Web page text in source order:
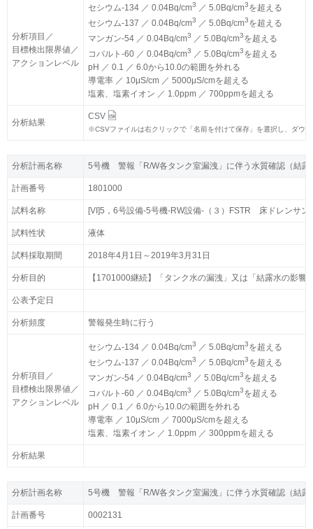
分析項目／
目標検出限界値／
アクションレベル
セシウム-134 ／ 0.04Bq/cm3 ／ 5.0Bq/cm3を超える
セシウム-137 ／ 0.04Bq/cm3 ／ 5.0Bq/cm3を超える
マンガン-54 ／ 0.04Bq/cm3 ／ 5.0Bq/cm3を超える
コバルト-60 ／ 0.04Bq/cm3 ／ 5.0Bq/cm3を超える
pH ／ 0.1 ／ 6.0から10.0の範囲を外れる
導電率 ／ 10μS/cm ／ 5000μS/cmを超える
塩素、塩素イオン ／ 1.0ppm ／ 700ppmを超える
分析結果
CSV
※CSVファイルは右クリックで「名前を付けて保存」を選択し、ダウ
分析項目／
目標検出限界値／
アクションレベル
セシウム-134 ／ 0.04Bq/cm3 ／ 5.0Bq/cm3を超える
セシウム-137 ／ 0.04Bq/cm3 ／ 5.0Bq/cm3を超える
マンガン-54 ／ 0.04Bq/cm3 ／ 5.0Bq/cm3を超える
コバルト-60 ／ 0.04Bq/cm3 ／ 5.0Bq/cm3を超える
pH ／ 0.1 ／ 6.0から10.0の範囲を外れる
導電率 ／ 10μS/cm ／ 5000μS/cmを超える
塩素、塩素イオン ／ 1.0ppm ／ 700ppmを超える
分析結果
CSV
※CSVファイルは右クリックで「名前を付けて保存」を選択し、ダウ
分析計画名称 5号機 警報「R/W各タンク室漏洩」に伴う水質確認（結
計画番号 1801000
試料名称 [VI]5，6号設備-5号機-RW設備-（３）FSTR 床ドレンサン
試料性状 液体
試料採取期間 2018年4月1日～2019年3月31日
分析目的 【1701000継続】「タンク水の漏洩」又は「結露水の影響
公表予定日
分析頻度 警報発生時に行う
分析項目／
目標検出限界値／
アクションレベル
セシウム-134 ／ 0.04Bq/cm3 ／ 5.0Bq/cm3を超える
セシウム-137 ／ 0.04Bq/cm3 ／ 5.0Bq/cm3を超える
マンガン-54 ／ 0.04Bq/cm3 ／ 5.0Bq/cm3を超える
コバルト-60 ／ 0.04Bq/cm3 ／ 5.0Bq/cm3を超える
pH ／ 0.1 ／ 6.0から10.0の範囲を外れる
導電率 ／ 10μS/cm ／ 7000μS/cmを超える
塩素、塩素イオン ／ 1.0ppm ／ 300ppmを超える
分析結果
分析計画名称 5号機 警報「R/W各タンク室漏洩」に伴う水質確認（結
計画番号 1801000
試料名称 [VI]5，6号設備-5号機-RW設備-（３）FSTR 床ドレンサン
試料性状 液体
試料採取期間 2018年4月1日～2019年3月31日
分析目的 【1701000継続】「タンク水の漏洩」又は「結露水の影響
公表予定日
分析頻度 警報発生時に行う
分析項目／
目標検出限界値／
アクションレベル
セシウム-134 ／ 0.04Bq/cm3 ／ 5.0Bq/cm3を超える
セシウム-137 ／ 0.04Bq/cm3 ／ 5.0Bq/cm3を超える
マンガン-54 ／ 0.04Bq/cm3 ／ 5.0Bq/cm3を超える
コバルト-60 ／ 0.04Bq/cm3 ／ 5.0Bq/cm3を超える
pH ／ 0.1 ／ 6.0から10.0の範囲を外れる
導電率 ／ 10μS/cm ／ 7000μS/cmを超える
塩素、塩素イオン ／ 1.0ppm ／ 300ppmを超える
分析結果
分析計画名称 5号機 警報「R/W各タンク室漏洩」に伴う水質確認（結
計画番号 0002131
分析計画名称 5号機 警報「R/W各タンク室漏洩」に伴う水質確認（結
計画番号 0002131